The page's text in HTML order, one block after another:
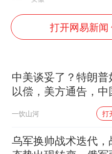
NBA
加沙
“皋”
打开网易新闻
中美谈妥了？特朗普
以偿，美方通告，中
一饮山河 打
乌军换帅战术迭代，